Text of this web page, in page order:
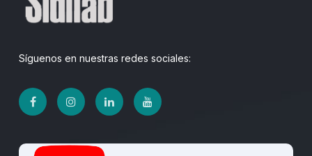
Síguenos en nuestras redes sociales: